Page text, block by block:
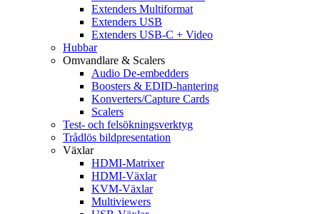
Extenders Multiformat
Extenders USB
Extenders USB-C + Video
Hubbar
Omvandlare & Scalers
Audio De-embedders
Boosters & EDID-hantering
Konverters/Capture Cards
Scalers
Test- och felsökningsverktyg
Trådlös bildpresentation
Växlar
HDMI-Matrixer
HDMI-Växlar
KVM-Växlar
Multiviewers